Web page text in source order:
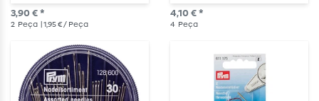
3,90 € *
2 Peça | 1,95 € / Peça
peças
4,10 € *
4 Peça